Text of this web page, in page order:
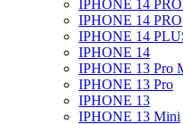
IPHONE 14
IPHONE 14 PRO
IPHONE 14
IPHONE 14
IPHONE 13 Pro
IPHONE 13 Pro
IPHONE 13
IPHONE 13 Mini